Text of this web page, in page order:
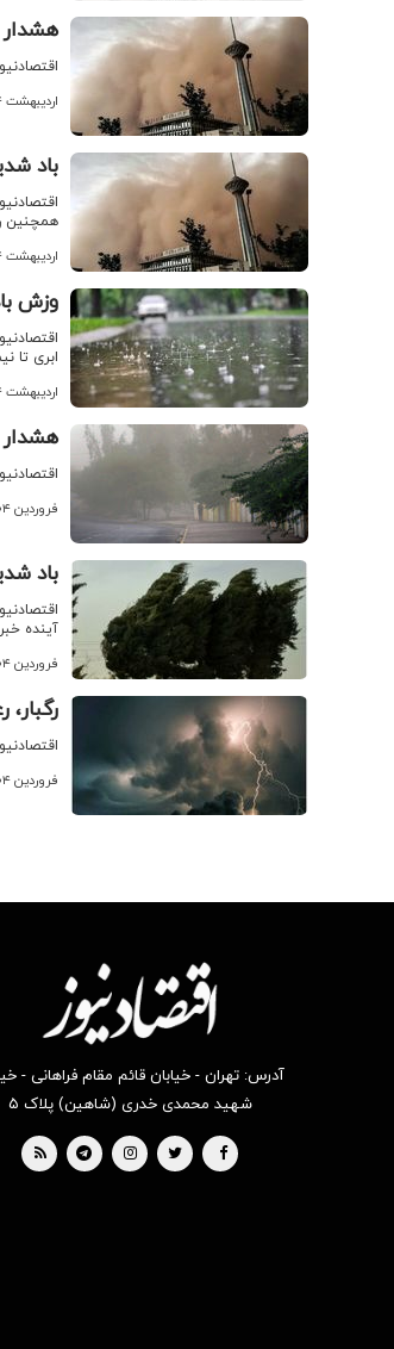
هشدار
۱۶ اردیبهشت ۱۴۰۴
باد
همچنین
۱۰ اردیبهشت ۱۴۰۴
وزش
ابری تا
۰۶ اردیبهشت ۱۴۰۴
۲۸ فروردین ۱۴۰۴
باد
آینده
۲۱ فروردین ۱۴۰۴
۱۵ فروردین ۱۴۰۴
آدرس: تهران - خیابان قائم مقام فراهانی -
شهید محمدی خدری (شاهین) پلاک ۵